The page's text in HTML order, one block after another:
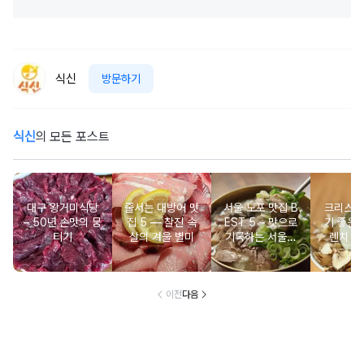
식신 방문하기
식신의 모든 포스트
대구 왕거미식당
– 50년 손맛의 뭉
티기
줄서는 대방어 맛
집 5 ― 찰진 속
살의 겨울 별미
서울 노포 맛집 B
EST 5 – 맛으로
기록하는 서울의
시간
크리스
기 좋은
렌치
이전다음